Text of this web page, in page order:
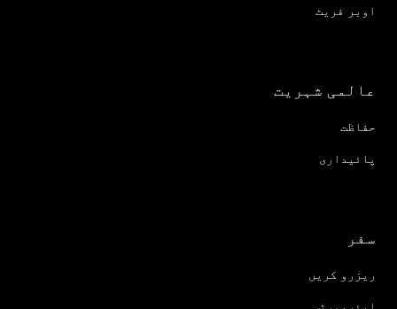
اوبر فریٹ
عالمی شہریت
حفاظت
پائیداری
سفر
ریزرو کریں